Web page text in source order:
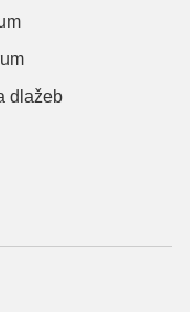
dlažeb